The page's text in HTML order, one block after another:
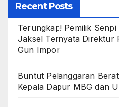
Recent Posts
Terungkap! Pemilik
Jaksel Ternyata Direktur
Gun Impor
Buntut Pelanggaran
Kepala Dapur MBG dan